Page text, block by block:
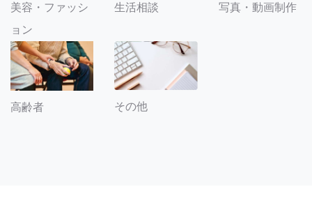
美容・ファッシ
ョン
生活相談 写真・動画制作
高齢者 その他